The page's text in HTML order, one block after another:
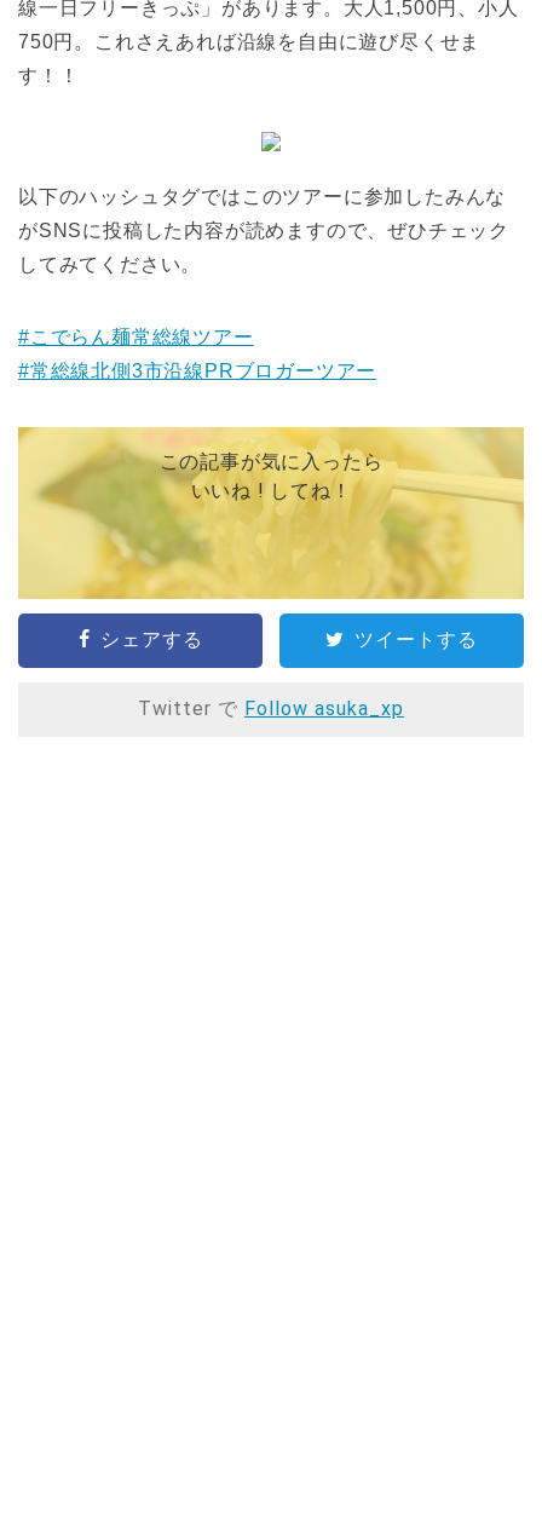
線一日フリーきっぷ」があります。大人1,500円、小人
750円。これさえあれば沿線を自由に遊び尽くせま
す！！
以下のハッシュタグではこのツアーに参加したみんな
がSNSに投稿した内容が読めますので、ぜひチェック
してみてください。
#こでらん麺常総線ツアー
#常総線北側3市沿線PRブロガーツアー
この記事が気に入ったら
いいね ! してね！
シェアする ツイートする
Twitter で Follow asuka_xp